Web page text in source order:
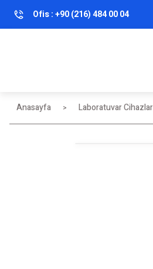
Ofis :+90 (216) 484 00 04
Anasayfa Laboratuvar